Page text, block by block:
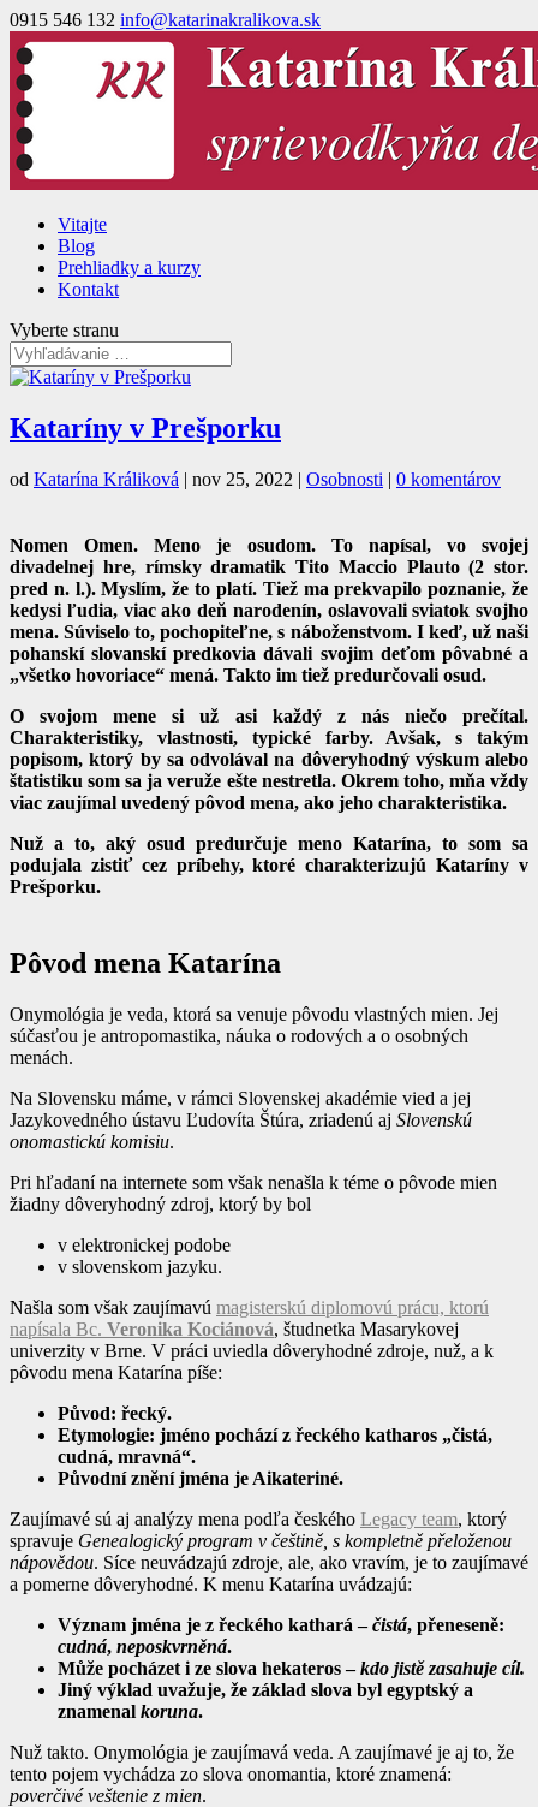
0915 546 132 info@katarinakralikova.sk
Vitajte
Blog
Prehliadky a kurzy
Kontakt
Vyberte stranu
Kataríny v Prešporku
od Katarína Králiková | nov 25, 2022 | Osobnosti | 0 komentárov
Nomen Omen. Meno je osudom. To napísal, vo svojej
divadelnej hre, rímsky dramatik Tito Maccio Plauto (2 stor.
pred n. l.). Myslím, že to platí. Tiež ma prekvapilo poznanie, že
kedysi ľudia, viac ako deň narodenín, oslavovali sviatok svojho
mena. Súviselo to, pochopiteľne, s náboženstvom. I keď, už naši
pohanskí slovanskí predkovia dávali svojim deťom pôvabné a
„všetko hovoriace“ mená. Takto im tiež predurčovali osud.
O svojom mene si už asi každý z nás niečo prečítal.
Charakteristiky, vlastnosti, typické farby. Avšak, s takým
popisom, ktorý by sa odvolával na dôveryhodný výskum alebo
štatistiku som sa ja veruže ešte nestretla. Okrem toho, mňa vždy
viac zaujímal uvedený pôvod mena, ako jeho charakteristika.
Nuž a to, aký osud predurčuje meno Katarína, to som sa
podujala zistiť cez príbehy, ktoré charakterizujú Kataríny v
Prešporku.
Pôvod mena Katarína
Onymológia je veda, ktorá sa venuje pôvodu vlastných mien. Jej
súčasťou je antropomastika, náuka o rodových a o osobných
menách.
Na Slovensku máme, v rámci Slovenskej akadémie vied a jej
Jazykovedného ústavu Ľudovíta Štúra, zriadenú aj Slovenskú
onomastickú komisiu.
Pri hľadaní na internete som však nenašla k téme o pôvode mien
žiadny dôveryhodný zdroj, ktorý by bol
v elektronickej podobe
v slovenskom jazyku.
Našla som však zaujímavú magisterskú diplomovú prácu, ktorú
napísala Bc. Veronika Kociánová, študnetka Masarykovej
univerzity v Brne. V práci uviedla dôveryhodné zdroje, nuž, a k
pôvodu mena Katarína píše:
Původ: řecký.
Etymologie: jméno pochází z řeckého katharos „čistá,
cudná, mravná“.
Původní znění jména je Aikateriné.
Zaujímavé sú aj analýzy mena podľa českého Legacy team, ktorý
spravuje Genealogický program v češtině, s kompletně přeloženou
nápovědou. Síce neuvádzajú zdroje, ale, ako vravím, je to zaujímavé
a pomerne dôveryhodné. K menu Katarína uvádzajú:
Význam jména je z řeckého kathará –čistá, přeneseně:
cudná, neposkvrněná.
Může pocházet i ze slova hekateros –kdo jistě zasahuje cíl.
Jiný výklad uvažuje, že základ slova byl egyptský a
znamenal koruna.
Nuž takto. Onymológia je zaujímavá veda. A zaujímavé je aj to, že
tento pojem vychádza zo slova onomantia, ktoré znamená:
poverčivé veštenie z mien.